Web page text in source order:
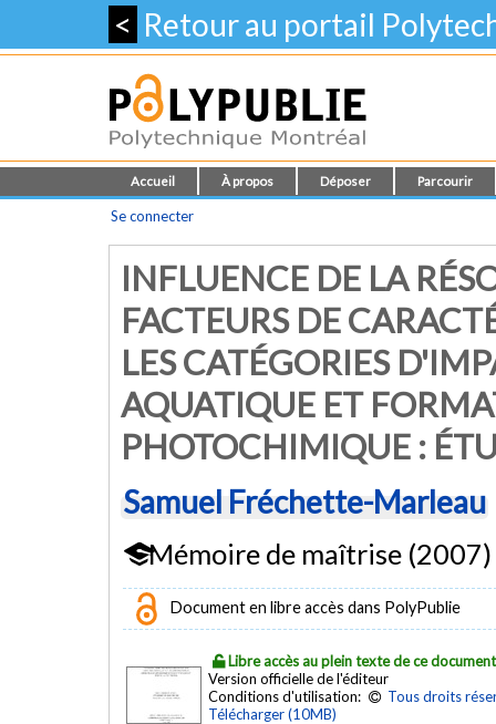
< Retour au portail
Accueil À propos Déposer Parcourir
Se connecter
INFLUENCE DE LA
FACTEURS DE
LES CATÉGORIES
AQUATIQUE ET
PHOTOCHIMIQUE :
Samuel Fréchette-Marleau
Mémoire de maîtrise (2007)
Document en libre accès dans PolyPublie
Libre accès au plein texte de ce document
Version officielle de l'éditeur
Conditions d'utilisation:
Tous droits
Télécharger (10MB)